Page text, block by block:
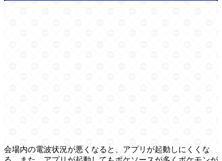
会場内の電波状況が悪くなると、アプリが起動しにくくな